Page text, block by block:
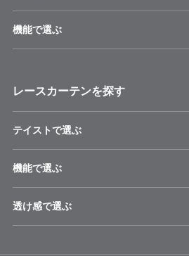
機能で選ぶ
レースカーテンを探す
テイストで選ぶ
機能で選ぶ
透け感で選ぶ